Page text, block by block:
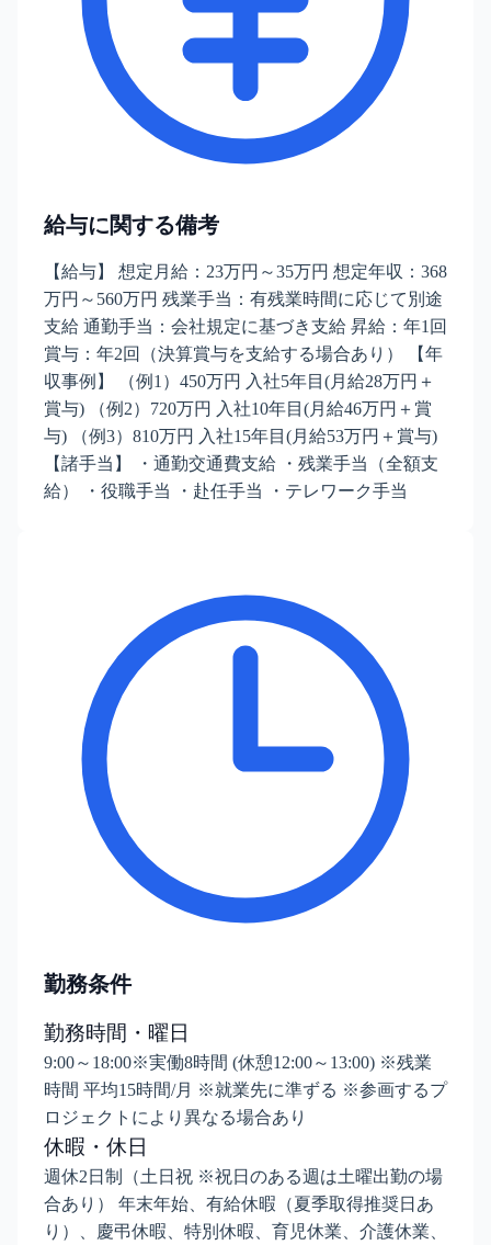
給与に関する備考
【給与】 想定月給：23万円～35万円 想定年収：368
万円～560万円 残業手当：有残業時間に応じて別途
支給 通勤手当：会社規定に基づき支給 昇給：年1回
賞与：年2回（決算賞与を支給する場合あり） 【年
収事例】 （例1）450万円 入社5年目(月給28万円＋
賞与) （例2）720万円 入社10年目(月給46万円＋賞
与) （例3）810万円 入社15年目(月給53万円＋賞与)
【諸手当】 ・通勤交通費支給 ・残業手当（全額支
給） ・役職手当 ・赴任手当 ・テレワーク手当
勤務条件
勤務時間・曜日
9:00～18:00※実働8時間 (休憩12:00～13:00) ※残業
時間 平均15時間/月 ※就業先に準ずる ※参画するプ
ロジェクトにより異なる場合あり
休暇・休日
週休2日制（土日祝 ※祝日のある週は土曜出勤の場
合あり） 年末年始、有給休暇（夏季取得推奨日あ
り）、慶弔休暇、特別休暇、育児休業、介護休業、